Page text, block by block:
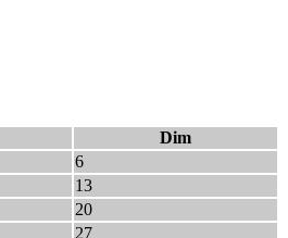
Dim
6
13
20
27